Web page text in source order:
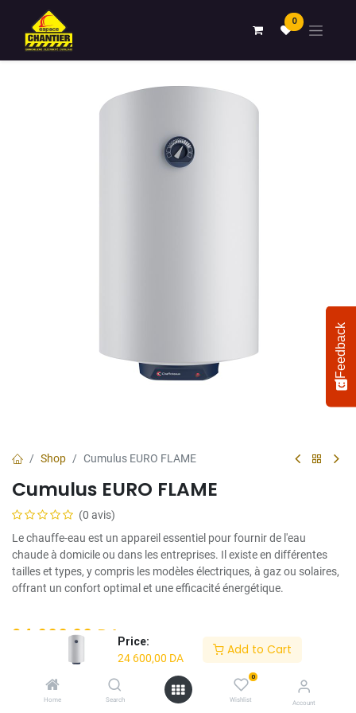
Price:
24 600,00 DA
Add to Cart
Home Search
0
Wishlist Account
0
Shop Cumulus EURO FLAME
Cumulus EURO FLAME
(0 avis)
Le chauffe-eau est un appareil essentiel pour fournir de l'eau
chaude à domicile ou dans les entreprises. Il existe en différentes
tailles et types, y compris les modèles électriques, à gaz ou solaires,
offrant un confort optimal et une efficacité énergétique.
24 600,00 DA
Contenance
50L 100L
Feedback
How would you rate your experience?
Select
from
Very satisfied
Next